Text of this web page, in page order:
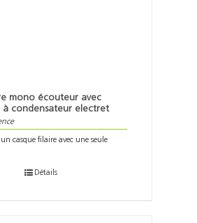
mono écouteur avec
à condensateur electret
casque filaire avec une seule
Détails